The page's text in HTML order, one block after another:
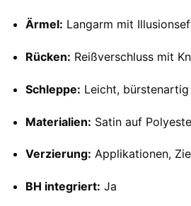
Ärmel: Langarm mit
Rücken: Reißverschluss mit
Schleppe: Leicht, bürstenartig
Materialien: Satin auf
Verzierung: Applikationen,
BH integriert: Ja